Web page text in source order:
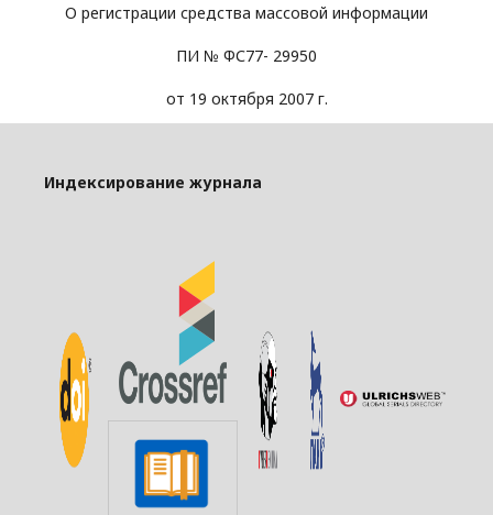
О регистрации средства массовой информации
ПИ № ФС77- 29950
от 19 октября 2007 г.
Индексирование журнала